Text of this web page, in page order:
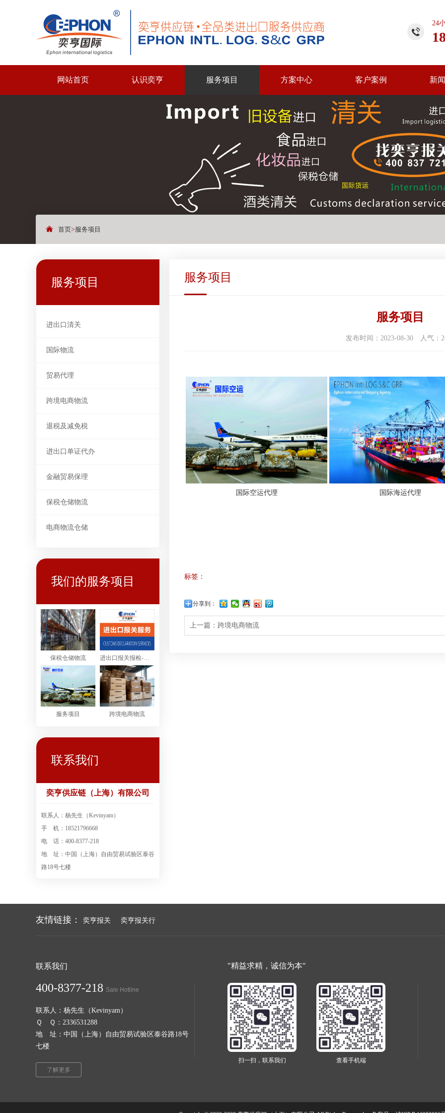
24
网站首页 认识奕亨 服务项目 方案中心 客户案例 新
首页>服务项目
服务项目
进出口清关
国际物流
贸易代理
跨境电商物流
退税及减免税
进出口单证代办
金融贸易保理
保税仓储物流
电商物流仓储
我们的服务项目
保税仓储物流 进出口报关报检-进出口清关服务
服务项目 跨境电商物流
联系我们
奕亨供应链（上海）有限公司
联系人：杨先生（Kevinyam）
手 机：18521796668
电 话：400-8377-218
地 址：中国（上海）自由贸易试验区泰谷
路18号七楼
服务项目
服务项目
发布时间：2023-08-30 人气：
国际空运代理 国际海运代理
标签：
分享到：
上一篇： 跨境电商物流
友情链接： 奕亨报关 奕亨报关行
联系我们
400-8377-218 Sale Hotline
联系人：杨先生（Kevinyam）
Ｑ Ｑ：2336531288
地 址：中国（上海）自由贸易试验区泰谷路18号
七楼
了解更多
"精益求精，诚信为本"
扫一扫，联系我们 查看手机端